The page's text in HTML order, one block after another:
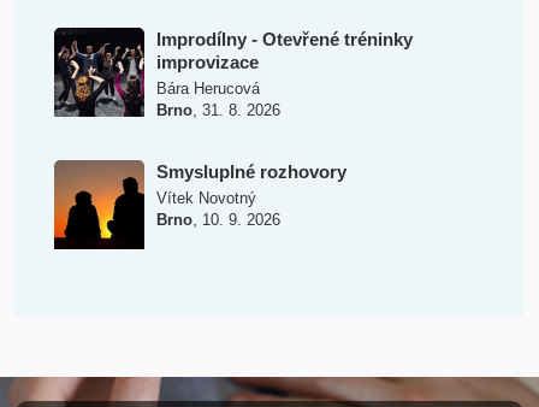
Improdílny - Otevřené tréninky
improvizace
Bára Herucová
Brno, 31. 8. 2026
Smysluplné rozhovory
Vítek Novotný
Brno, 10. 9. 2026